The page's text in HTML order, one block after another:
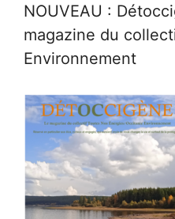
NOUVEAU :
magazine du
Environnement